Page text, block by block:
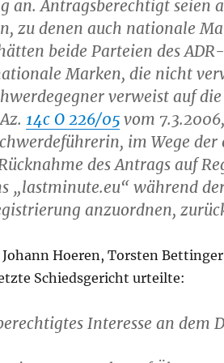
an. Antragsberechtigt seien
zu denen auch nationale
beide Parteien des
Marken, die nicht
verweist auf
14c O 226/05vom
im Wege
des Antrags auf
„lastminute.eu“ während
anzuordnen,
Hoeren, Torsten
Schiedsgericht urteilte:
Interesse an dem